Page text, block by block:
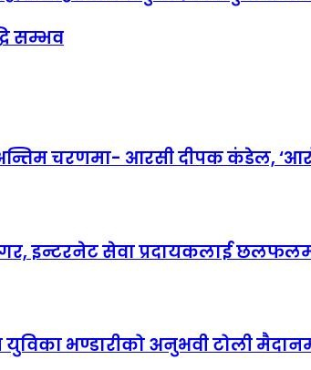
सम्भव
चरणमा- आरसी दीपक कंडेल,
इन्टरनेट सेवा प्रदायकलाई
युविका भण्डारीको अनुभवी टोली